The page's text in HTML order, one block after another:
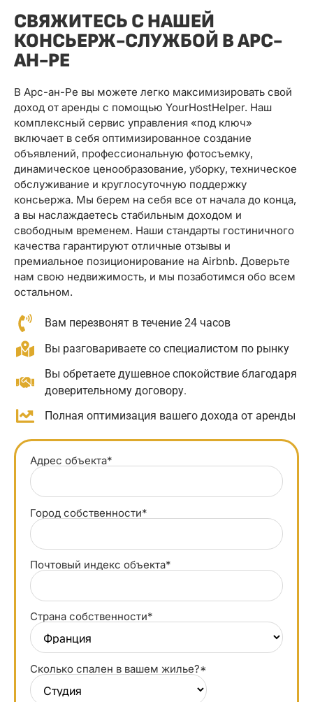
СВЯЖИТЕСЬ С НАШЕЙ
КОНСЬЕРЖ-СЛУЖБОЙ В АРС-
АН-РЕ
В Арс-ан-Ре вы можете легко максимизировать свой
доход от аренды с помощью YourHostHelper. Наш
комплексный сервис управления «под ключ»
включает в себя оптимизированное создание
объявлений, профессиональную фотосъемку,
динамическое ценообразование, уборку, техническое
обслуживание и круглосуточную поддержку
консьержа. Мы берем на себя все от начала до конца,
а вы наслаждаетесь стабильным доходом и
свободным временем. Наши стандарты гостиничного
качества гарантируют отличные отзывы и
премиальное позиционирование на Airbnb. Доверьте
нам свою недвижимость, и мы позаботимся обо всем
остальном.
Вам перезвонят в течение 24 часов
Вы разговариваете со специалистом по рынку
Вы обретаете душевное спокойствие благодаря
доверительному договору.
Полная оптимизация вашего дохода от аренды
Адрес объекта*
Город собственности*
Почтовый индекс объекта*
Страна собственности*
Сколько спален в вашем жилье?*